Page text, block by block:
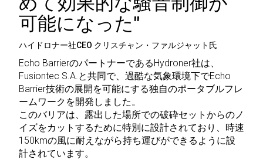
可能になった"
ハイドロナー社CEO クリスチャン・ファルジャット氏
Echo BarrierのパートナーであるHydroner社は、
Fusiontec S.A.と共同で、過酷な気象環境下でEcho
Barrier技術の展開を可能にする独自のポータブルフレ
ームワークを開発しました。
このバリアは、露出した場所での破砕セットからのノ
イズをカットするために特別に設計されており、時速
150kmの風に耐えながら持ち運びができるように設
計されています。